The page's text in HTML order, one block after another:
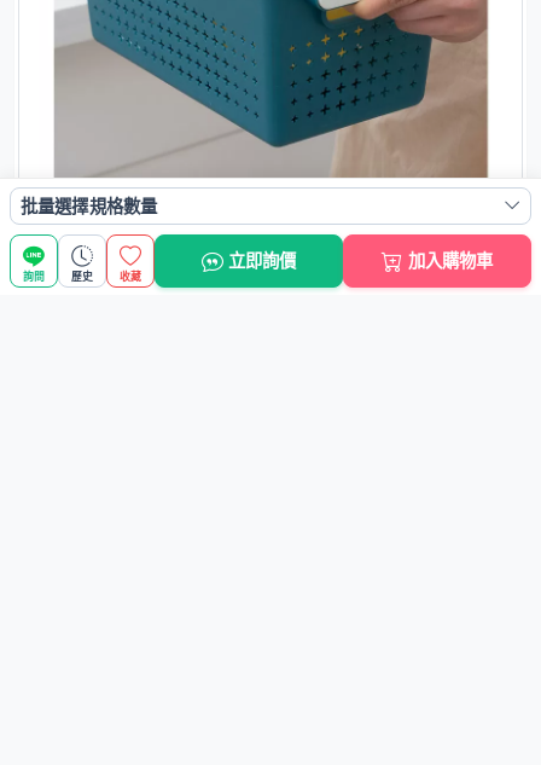
批量選擇規格數量
詢問 歷史 收藏
立即詢價 加入購物車